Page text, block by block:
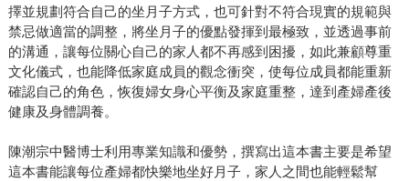
擇並規劃符合自己的坐月子方式，也可針對不符合現實的規範與
禁忌做適當的調整，將坐月子的優點發揮到最極致，並透過事前
的溝通，讓每位關心自己的家人都不再感到困擾，如此兼顧尊重
文化儀式，也能降低家庭成員的觀念衝突，使每位成員都能重新
確認自己的角色，恢復婦女身心平衡及家庭重整，達到產婦產後
健康及身體調養。
陳潮宗中醫博士利用專業知識和優勢，撰寫出這本書主要是希望
這本書能讓每位產婦都快樂地坐好月子，家人之間也能輕鬆幫